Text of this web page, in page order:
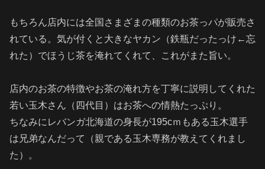
もちろん店内には全国さまざまの種類のお茶っパが販売さ
れている。気が付くと大きなヤカン（鉄瓶だったっけ←忘
れた）でほうじ茶を淹れてくれて、これがまた旨い。
店内のお茶の特徴やお茶の淹れ方を丁寧に説明してくれた
若い玉木さん（四代目）はお茶への情熱たっぷり。
ちなみにレバンガ北海道の身長が195cｍもある 玉木選手
は兄弟なんだって（親である玉木専務が教えてくれまし
た）。